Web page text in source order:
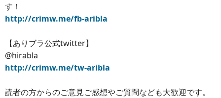
す！
http://crimw.me/fb-aribla
【ありブラ公式twitter】
@hirabla
http://crimw.me/tw-aribla
読者の方からのご意見ご感想やご質問なども大歓迎です。